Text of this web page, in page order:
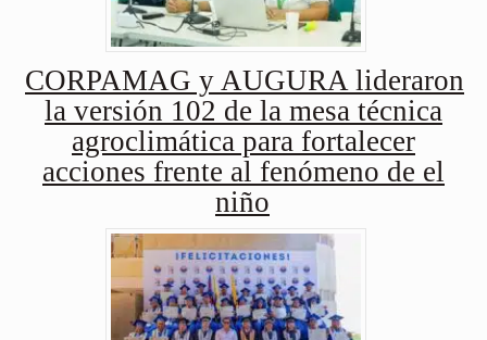
CORPAMAG y AUGURA lideraron
la versión 102 de la mesa técnica
agroclimática para fortalecer
acciones frente al fenómeno de el
niño